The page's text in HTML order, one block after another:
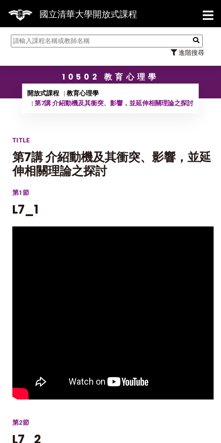
國立清華大學開放式課程
進階搜尋
【7/
10502 教育心理學
開放式課程
教育心理學
第7講 介紹動機及其衝突、影響，並延伸相關理論之探討
TITLE
第7講 介紹動機及其衝突、影響，並延
伸相關理論之探討
第1節
L7_1
第2節
L7_2